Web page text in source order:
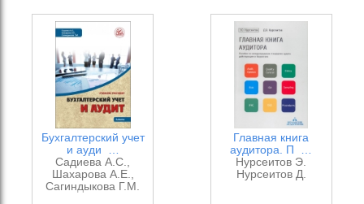
Бухгалтерский учет
и ауди …
Садиева А.С.,
Шахарова А.Е.,
Сагиндыкова Г.М.
Главная книга
аудитора. П …
Нурсеитов Э.
Нурсеитов Д.